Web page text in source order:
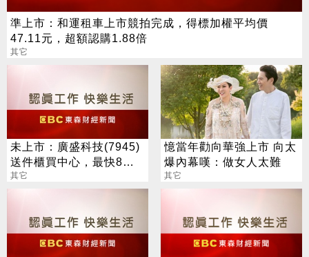
準上市：和運租車上市競拍完成，得標加權平均價
47.11元，超額認購1.88倍
其它
未上市：廣盛科技(7945)
送件櫃買中心，最快8月
中登錄興櫃
其它
憶當年勸向華強上市 向太
爆內幕嘆：做女人太難
其它